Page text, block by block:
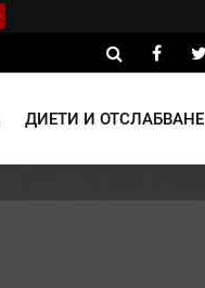
ДИЕТИ И ОТСЛАБВАНЕ